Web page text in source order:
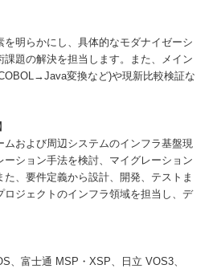
明らかにし、具体的なモダナイゼーシ
課題の解決を担当します。また、メイン
変換など)や現新比較検証な
および周辺システムのインフラ基盤現
ション手法を検討、マイグレーション
、要件定義から設計、開発、テストま
ジェクトのインフラ領域を担当し、デ
、富士通 MSP・XSP、日立 VOS3、